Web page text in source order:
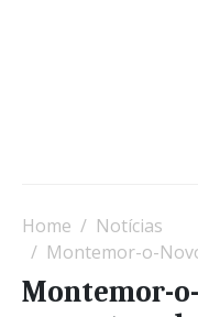
Home
Notícias
Montemor-o-Novo recebe
Montemor-